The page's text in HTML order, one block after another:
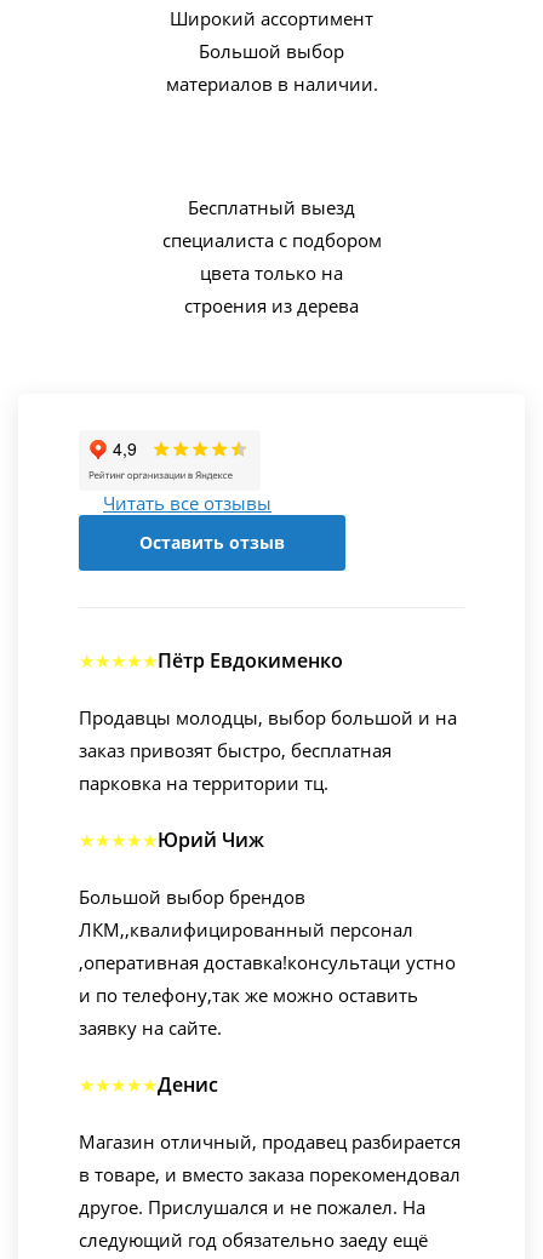
Широкий ассортимент
Большой выбор
материалов в наличии.
Бесплатный выезд
специалиста с подбором
цвета только на
строения из дерева
Читать все отзывы
Оставить отзыв
★★★★★Пётр Евдокименко
Продавцы молодцы, выбор большой и на
заказ привозят быстро, бесплатная
парковка на территории тц.
★★★★★Юрий Чиж
Большой выбор брендов
ЛКМ,,квалифицированный персонал
,оперативная доставка!консультаци устно
и по телефону,так же можно оставить
заявку на сайте.
★★★★★Денис
Магазин отличный, продавец разбирается
в товаре, и вместо заказа порекомендовал
другое. Прислушался и не пожалел. На
следующий год обязательно заеду ещё